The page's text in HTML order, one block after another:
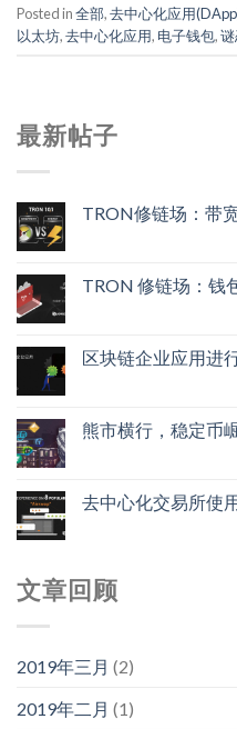
Posted in全部,去中心化应用
以太坊,去中心化应用, 电子钱包,
最新帖子
TRON修链场：带
TRON 修链场：钱
区块链企业应用进
熊市横行，稳定币
去中心化交易所使
文章回顾
2019年三月 (2)
2019年二月 (1)